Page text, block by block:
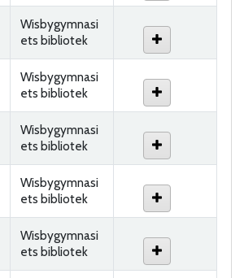
Wisbygymnasi
ets bibliotek
Wisbygymnasi
ets bibliotek
Wisbygymnasi
ets bibliotek
Wisbygymnasi
ets bibliotek
Wisbygymnasi
ets bibliotek